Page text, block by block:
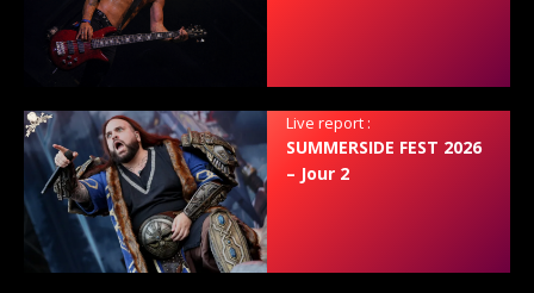
Live report :
SUMMERSIDE FEST 2026
– Jour 2